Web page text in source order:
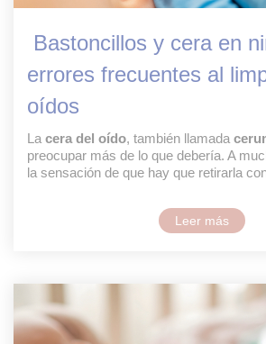
Bastoncillos y cera en
errores frecuentes al
oídos
La cera del oído, también llamada
preocupar más de lo que debería. A
la sensación de que hay que retirarla
Leer más